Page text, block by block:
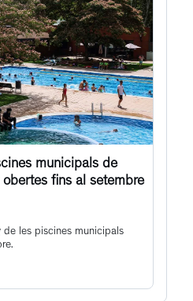
municipals de
fins al setembre
de les piscines municipals